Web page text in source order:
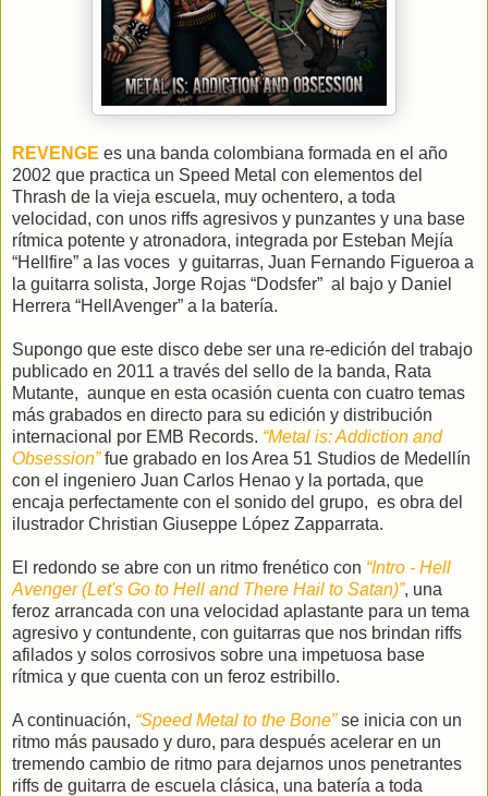
REVENGE es una banda colombiana formada en el año
2002 que practica un Speed Metal con elementos del
Thrash de la vieja escuela, muy ochentero, a toda
velocidad, con unos riffs agresivos y punzantes y una base
rítmica potente y atronadora, integrada por Esteban Mejía
“Hellfire” a las voces y guitarras, Juan Fernando Figueroa a
la guitarra solista, Jorge Rojas “Dodsfer” al bajo y Daniel
Herrera “HellAvenger” a la batería.
Supongo que este disco debe ser una re-edición del trabajo
publicado en 2011 a través del sello de la banda, Rata
Mutante, aunque en esta ocasión cuenta con cuatro temas
más grabados en directo para su edición y distribución
internacional por EMB Records. “Metal is: Addiction and
Obsession”fue grabado en los Area 51 Studios de Medellín
con el ingeniero Juan Carlos Henao y la portada, que
encaja perfectamente con el sonido del grupo, es obra del
ilustrador Christian Giuseppe López Zapparrata.
El redondo se abre con un ritmo frenético con “Intro - Hell
Avenger (Let's Go to Hell and There Hail to Satan)”, una
feroz arrancada con una velocidad aplastante para un tema
agresivo y contundente, con guitarras que nos brindan riffs
afilados y solos corrosivos sobre una impetuosa base
rítmica y que cuenta con un feroz estribillo.
A continuación, “Speed Metal to the Bone” se inicia con un
ritmo más pausado y duro, para después acelerar en un
tremendo cambio de ritmo para dejarnos unos penetrantes
riffs de guitarra de escuela clásica, una batería a toda